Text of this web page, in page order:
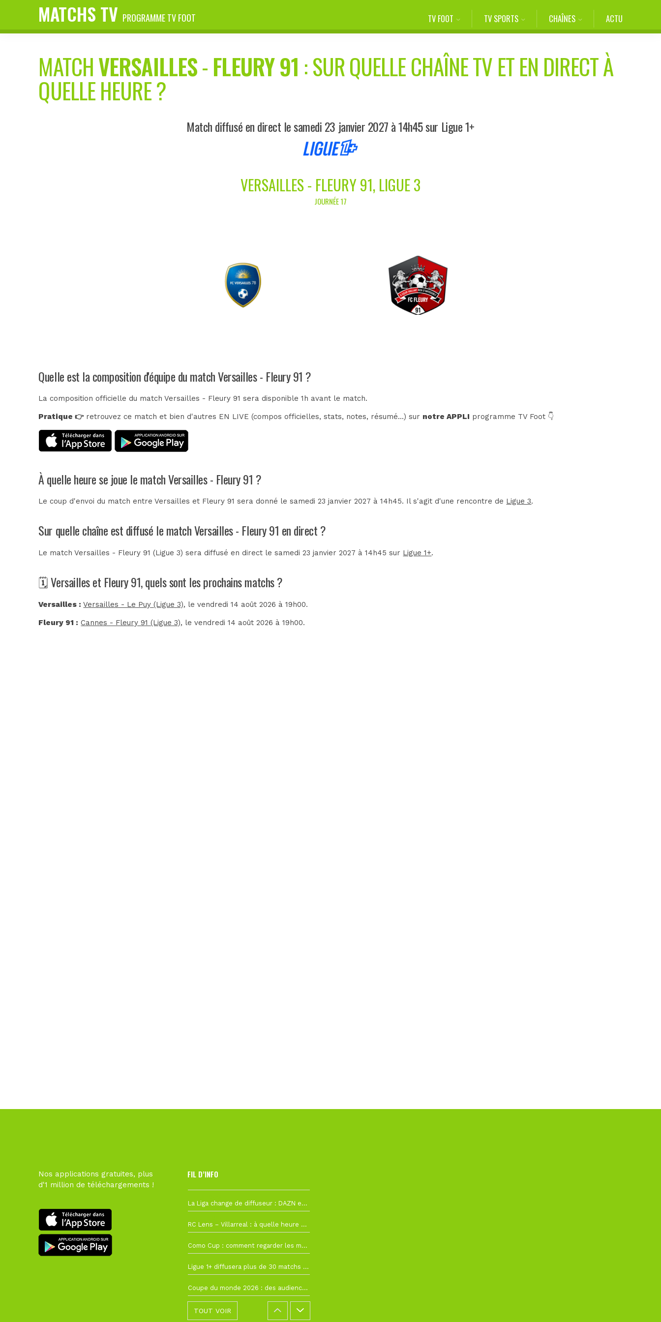
MATCHS TV PROGRAMME TV FOOT TV FOOT TV SPORTS CHAÎNES ACTU
MATCHVERSAILLES-FLEURY 91 : SUR QUELLE CHAÎNE TV ET EN DIRECT À
QUELLE HEURE ?
Match diffusé en direct le samedi 23 janvier 2027 à 14h45 sur Ligue 1+
VERSAILLES - FLEURY 91, LIGUE 3
JOURNÉE 17
Quelle est la composition d'équipe du match Versailles - Fleury 91 ?
La composition officielle du match Versailles - Fleury 91 sera disponible 1h avant le match.
Pratique 👉retrouvez ce match et bien d'autres EN LIVE (compos officielles, stats, notes, résumé...) sur notre APPLI programme TV Foot 👇
À quelle heure se joue le match Versailles - Fleury 91 ?
Le coup d'envoi du match entre Versailles et Fleury 91 sera donné le samedi 23 janvier 2027 à 14h45. Il s'agit d'une rencontre de Ligue 3.
Sur quelle chaîne est diffusé le match Versailles - Fleury 91 en direct ?
Le match Versailles - Fleury 91 (Ligue 3) sera diffusé en direct le samedi 23 janvier 2027 à 14h45 sur Ligue 1+.
🗓️ Versailles et Fleury 91, quels sont les prochains matchs ?
Versailles : Versailles - Le Puy (Ligue 3), le vendredi 14 août 2026 à 19h00.
Fleury 91 : Cannes - Fleury 91 (Ligue 3), le vendredi 14 août 2026 à 19h00.
Nos applications gratuites, plus
d'1 million de téléchargements !
FIL D’INFO
La Liga change de diffuseur : DAZN et Disney+ remplacent beIN Sports !
RC Lens – Villarreal : à quelle heure et sur quelle chaîne voir la finale de la Como Cup ?
Como Cup : comment regarder les matchs du RC Lens en direct ?
Ligue 1+ diffusera plus de 30 matchs amicaux avant la reprise de la Ligue 1
Coupe du monde 2026 : des audiences record, mais M6 devrait perdre très gros !
TOUT VOIR